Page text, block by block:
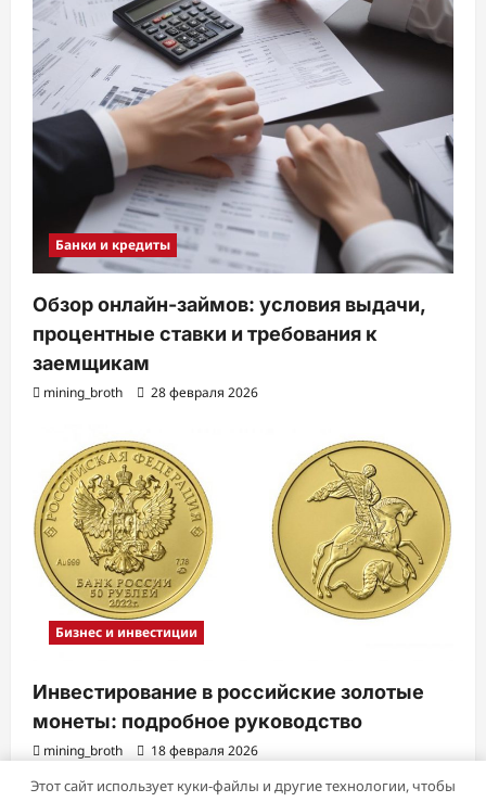
Банки и кредиты
Обзор онлайн-займов: условия выдачи,
процентные ставки и требования к
заемщикам
mining_broth 28 февраля 2026
Бизнес и инвестиции
Инвестирование в российские золотые
монеты: подробное руководство
mining_broth 18 февраля 2026
Этот сайт использует куки-файлы и другие технологии, чтобы